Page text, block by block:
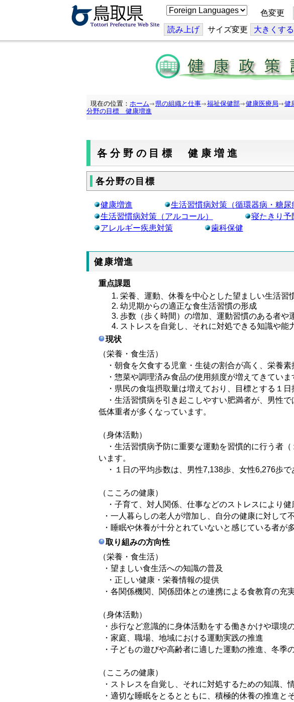
こ
の
ジ
を
訳
す
る
色変更
読み上げ サイズ変更 大きくする
現在の位置： ホーム 県の組織と仕事 福祉保健部 健康医療局 健
分野の目標 健康増進
各分野の目標 健康増進
各分野の目標
健康増進 生活習慣病対策（循環器病・糖尿
生活習慣病対策（アルコール）
寝たきり予
アレルギー疾患対策
歯科保健
健康増進
重点課題
栄養、運動、休養を中心とした望ましい生活習
幼児期からの適正な食生活習慣の形成
歩数（歩く時間）の増加、運動習慣のある者や
ストレスを自覚し、それに対処できる知識や能
現状
（栄養・食生活）
・朝食を欠食する児童・生徒の割合が高く、栄養
・惣菜や調理済み食品の使用頻度が増えてきていま
・県民の食塩摂取量は増えており、目標とする１日
・生活習慣病を引き起こしやすい肥満者が、男性
低体重者が多くなっています。
（身体活動）
・生活習慣病予防に重要な運動を習慣的に行う者
います。
・１日の平均歩数は、男性7,138歩、女性6,276歩
（こころの健康）
・子育て、対人関係、仕事などのストレスにより健
・一人暮らしの老人が増加し、自分の健康に対して
・睡眠や休養が十分とれていないと感じている者が
取り組みの方向性
（栄養・食生活）
・望ましい食生活への知識の普及
・正しい健康・栄養情報の提供
・各関係機関、関係団体との連携による食教育の充
（身体活動）
・歩行など意識的に身体活動をする働きかけや環境
・家庭、職場、地域における運動実践の推進
・子どもの遊びや高齢者に適した運動の推進、冬季
（こころの健康）
・ストレスを自覚し、それに対処するための知識、
・適切な睡眠をとるとともに、積極的休養の推進と